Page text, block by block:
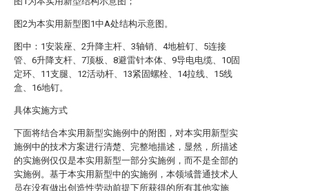
图2为本实用新型图1中A处结构示意图。
图中：1安装座、2升降主杆、3轴销、4地桩钉、5连接
管、6升降支杆、7顶板、8避雷针本体、9导电电缆、10固
定环、11支腿、12活动杆、13紧固螺栓、14拉线、15线
盒、16地钉。
具体实施方式
下面将结合本实用新型实施例中的附图，对本实用新型实
施例中的技术方案进行清楚、完整地描述，显然，所描述
的实施例仅仅是本实用新型一部分实施例，而不是全部的
实施例。基于本实用新型中的实施例，本领域普通技术人
员在没有做出创造性劳动前提下所获得的所有其他实施